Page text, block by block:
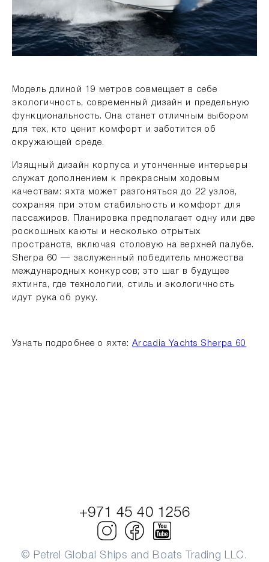
Модель длиной 19 метров совмещает в себе
экологичность, современный дизайн и предельную
функциональность. Она станет отличным выбором
для тех, кто ценит комфорт и заботится об
окружающей среде.
Изящный дизайн корпуса и утонченные интерьеры
служат дополнением к прекрасным ходовым
качествам: яхта может разгоняться до 22 узлов,
сохраняя при этом стабильность и комфорт для
пассажиров. Планировка предполагает одну или две
роскошных каюты и несколько отрытых
пространств, включая столовую на верхней палубе.
Sherpa 60 — заслуженный победитель множества
международных конкурсов; это шаг в будущее
яхтинга, где технологии, стиль и экологичность
идут рука об руку.
Узнать подробнее о яхте:Arcadia Yachts Sherpa 60
© Petrel Global Ships and Boats Trading LLC.
+971 45 40 1256